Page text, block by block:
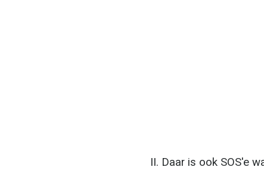
II. Daar is ook SOS'e